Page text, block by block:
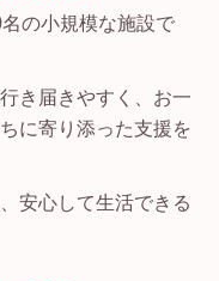
の小規模な施設で
き届きやすく、お一
に寄り添った支援を
安心して生活できる